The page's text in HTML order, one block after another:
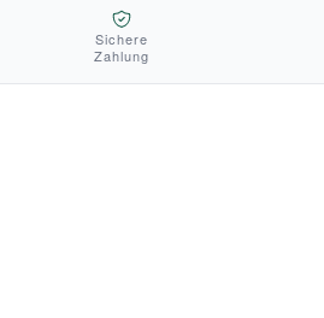
Sichere
Zahlung